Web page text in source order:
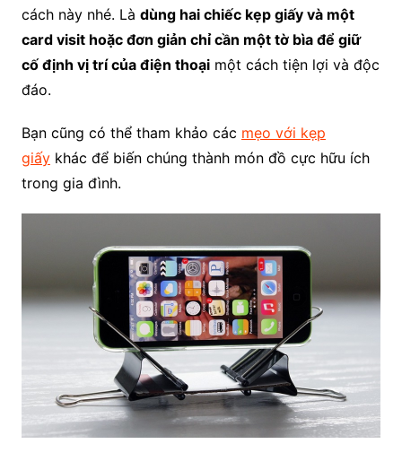
cách này nhé. Là dùng hai chiếc kẹp giấy và một
card visit hoặc đơn giản chỉ cần một tờ bìa để giữ
cố định vị trí của điện thoạimột cách tiện lợi và độc
đáo.
Bạn cũng có thể tham khảo các mẹo với kẹp
giấykhác để biến chúng thành món đồ cực hữu ích
trong gia đình.